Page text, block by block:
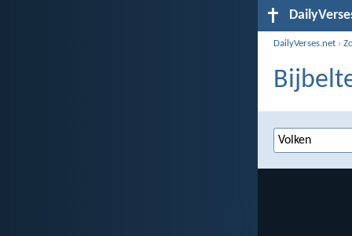
DailyVerses.net ›